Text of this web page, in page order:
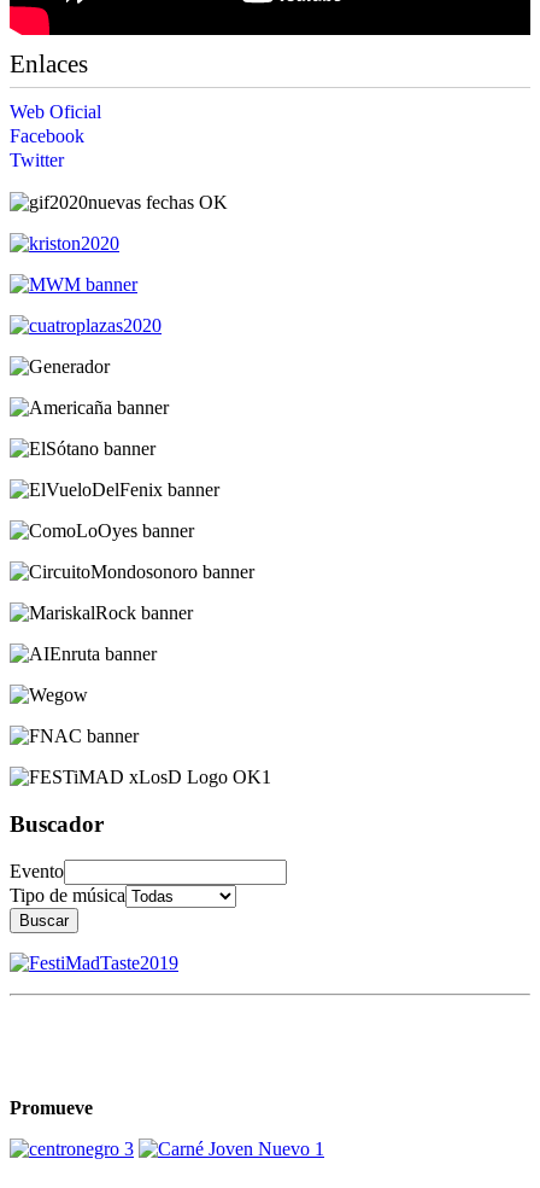
Enlaces
Web Oficial
Facebook
Twitter
Buscador
Evento
Tipo de música
Buscar
Promueve